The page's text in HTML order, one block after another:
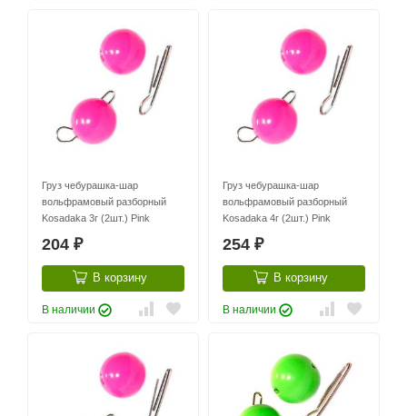
Груз чебурашка-шар
вольфрамовый разборный
Kosadaka 3г (2шт.) Pink
204 ₽
В корзину
В наличии
Груз чебурашка-шар
вольфрамовый разборный
Kosadaka 4г (2шт.) Pink
254 ₽
В корзину
В наличии